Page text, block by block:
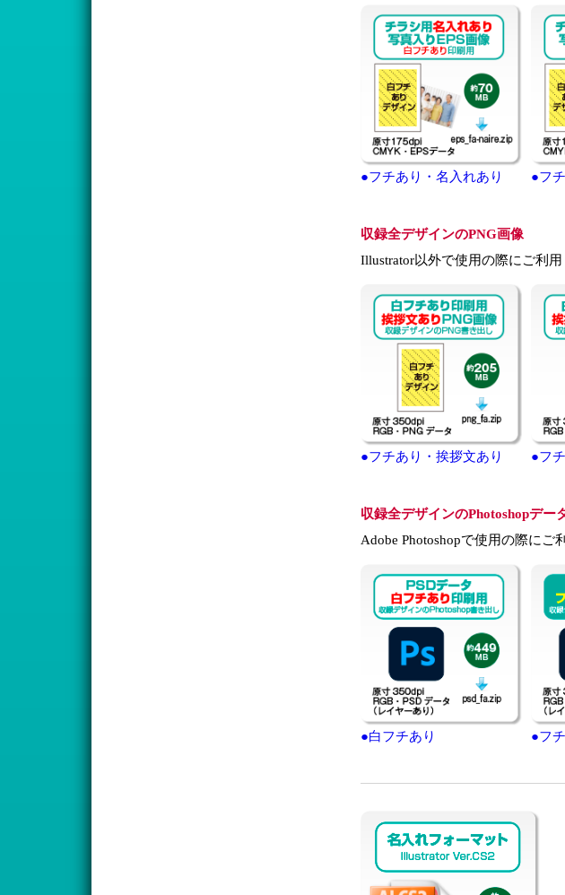
●フチあり・名入れあり ●フ
収録全デザインのPNG画像
Illustrator以外で使用の際にご利
●フチあり・挨拶文あり ●フ
収録全デザインのPhotoshopデー
Adobe Photoshopで使用の際にご
●白フチあり ●フ